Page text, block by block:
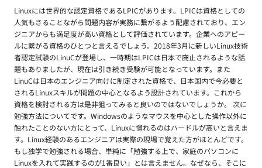
Linuxには世界的な認定資格であるLPICがあります。LPICは資格としての
人気もさることながら問題内容が実務に繋がるよう配慮されており、エン
ジニアからも満足度が高い資格として評価されています。企業へのアピー
ルに繋がる資格のひとつと言えるでしょう。2018年3月に新しいLinux技術
者認定試験のLinuCが登場し、一時期はLPICは日本で廃止されるような話
題もありましたが、現在は引き続き受験が可能となっています。また
LinuCは日本のエンジニア向けに制定された資格で、日本国内で今必要と
されるLinuxスキルが問題の中心となるよう設計されています。これから
資格を検討される方は是非狙ってみると良いのではないでしょうか。 次に
勉強方法についてです。Windowsのようなマウスを中心とした操作以外に
触れたことのない方にとって、Linuxに慣れるのはハードルが高いと言えま
す。Linux経験のあるエンジニアは実際の現場で覚えた方がほとんどです。
もし独学で勉強される場合、単純に「勉強する上で、家庭のパソコンに
Linuxを入れて実践するのが1番良い」とは言えません。なぜなら、そこに